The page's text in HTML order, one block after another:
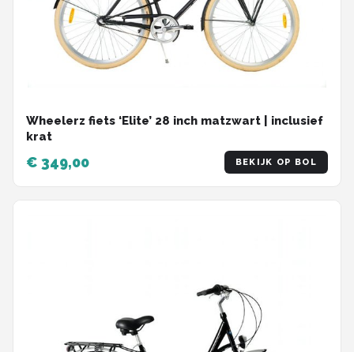
Wheelerz fiets ‘Elite’ 28 inch matzwart | inclusief
krat
€ 349,00 BEKIJK OP BOL